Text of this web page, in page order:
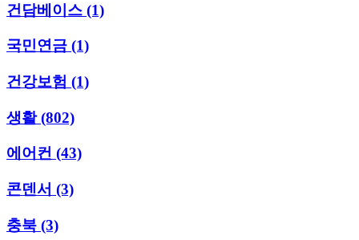
건담베이스 (1)
국민연금 (1)
건강보험 (1)
생활(802)
에어컨 (43)
콘덴서 (3)
충북 (3)